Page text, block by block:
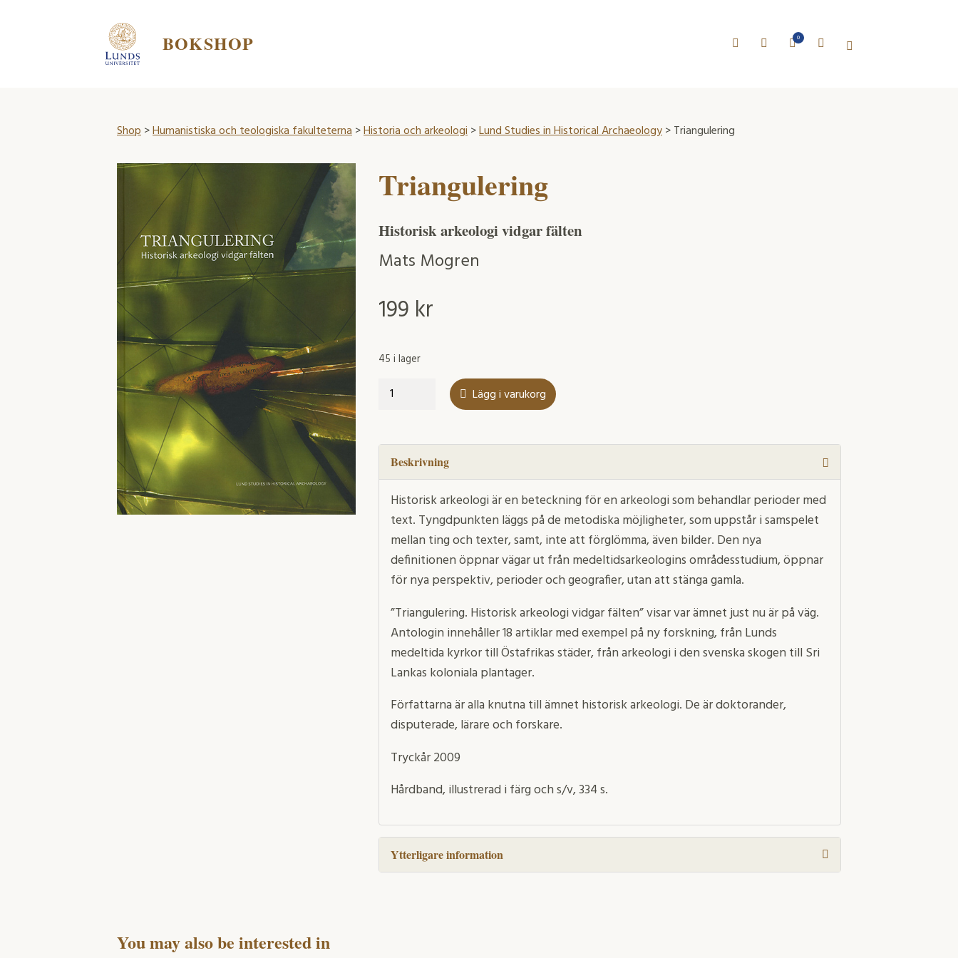
BOKSHOP 0
Shop>Humanistiska och teologiska fakulteterna>Historia och arkeologi>Lund Studies in Historical Archaeology> Triangulering
Triangulering
Historisk arkeologi vidgar fälten
Mats Mogren
199 kr
45 i lager
Triangulering
Lägg i varukorg
Beskrivning
Historisk arkeologi är en beteckning för en arkeologi som behandlar perioder med
text. Tyngdpunkten läggs på de metodiska möjligheter, som uppstår i samspelet
mellan ting och texter, samt, inte att förglömma, även bilder. Den nya
definitionen öppnar vägar ut från medeltidsarkeologins områdesstudium, öppnar
för nya perspektiv, perioder och geografier, utan att stänga gamla.
”Triangulering. Historisk arkeologi vidgar fälten” visar var ämnet just nu är på väg.
Antologin innehåller 18 artiklar med exempel på ny forskning, från Lunds
medeltida kyrkor till Östafrikas städer, från arkeologi i den svenska skogen till Sri
Lankas koloniala plantager.
Författarna är alla knutna till ämnet historisk arkeologi. De är doktorander,
disputerade, lärare och forskare.
Tryckår 2009
Hårdband, illustrerad i färg och s/v, 334 s.
Ytterligare information
You may also be interested in